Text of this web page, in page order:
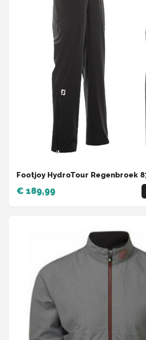
Footjoy HydroTour Regenbroek
€ 189,99